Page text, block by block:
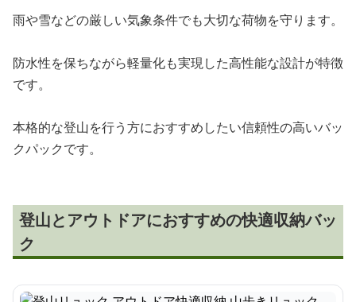
雨や雪などの厳しい気象条件でも大切な荷物を守ります。
防水性を保ちながら軽量化も実現した高性能な設計が特徴
です。
本格的な登山を行う方におすすめしたい信頼性の高いバッ
クパックです。
登山とアウトドアにおすすめの快適収納バッ
ク